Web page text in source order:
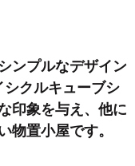
ンプルなデザイン
シクルキューブシ
印象を与え、他に
物置小屋です。